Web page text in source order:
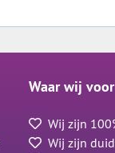
Waar wij
Wij zijn
Wij zijn